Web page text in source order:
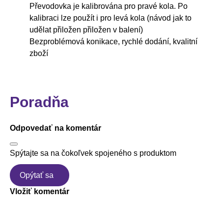
Převodovka je kalibrována pro pravé kola. Po
kalibraci lze použít i pro levá kola (návod jak to
udělat přiložen přiložen v balení)
Bezproblémová konikace, rychlé dodání, kvalitní
zboží
Poradňa
Odpovedať na komentár
Spýtajte sa na čokoľvek spojeného s produktom
Opýtať sa
Vložiť komentár